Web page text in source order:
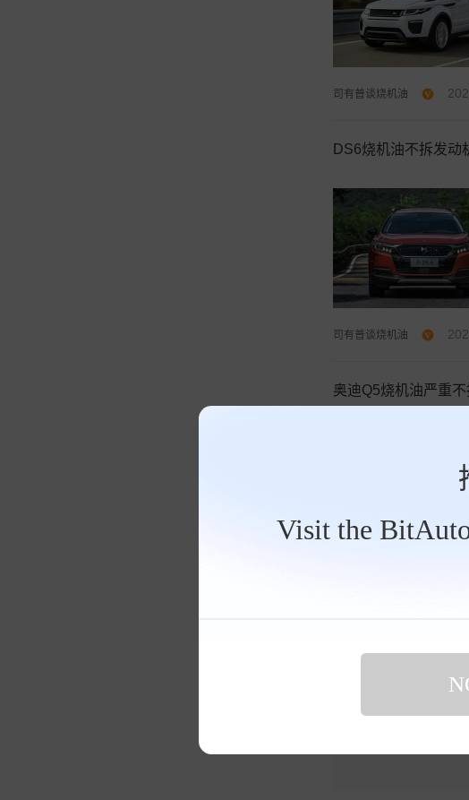
Visit the
司有普谈烧机油
DS6烧机油不拆发动
司有普谈烧机油
奥迪Q5烧机油严重